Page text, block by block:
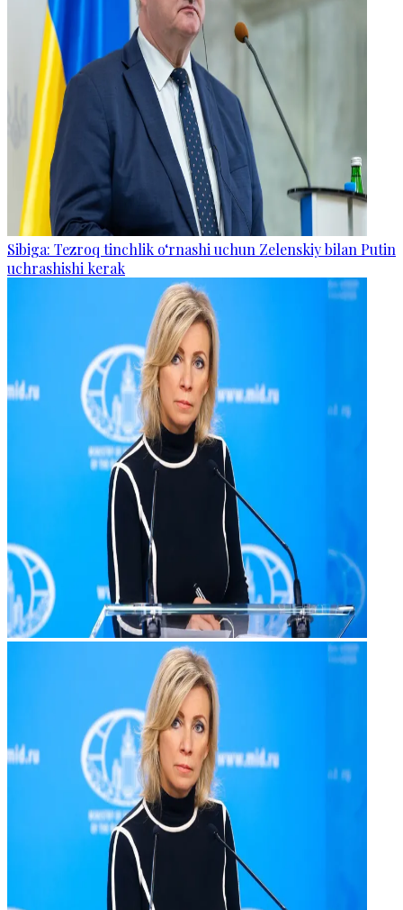
Sibiga: Tezroq tinchlik o‘rnashi uchun Zelenskiy bilan Putin
uchrashishi kerak